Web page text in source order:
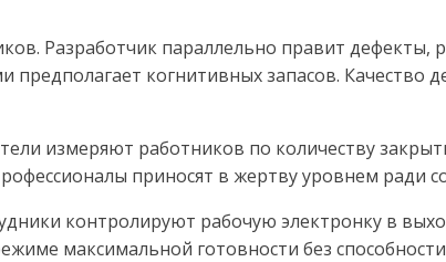
Разработчик параллельно правит дефекты,
когнитивных запасов. Качество
измеряют работников по количеству
приносят в жертву уровнем ради
контролируют рабочую электронку в
максимальной готовности без способности